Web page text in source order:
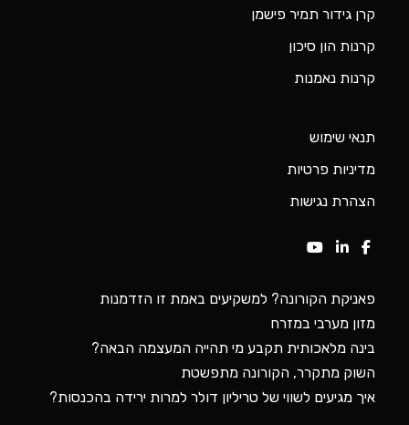
קרן גידור תמיר פישמן
קרנות הון סיכון
קרנות נאמנות
תנאי שימוש
מדיניות פרטיות
הצהרת נגישות
פאניקת הקורונה? למשקיעים באמת זו הזדמנות
מזון מערבי במזרח
בינה מלאכותית תקבע מי תהייה המעצמה הבאה?
השוק מתקרר, הקורונה מתפשטת
איך מגיעים לשווי של טריליון דולר למרות ירידה בהכנסות?